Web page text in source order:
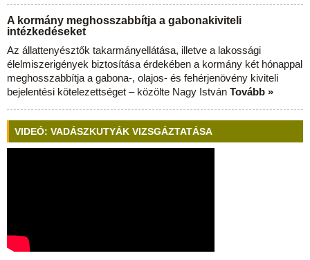
A kormány meghosszabbítja a gabonakiviteli
intézkedéseket
Az állattenyésztők takarmányellátása, illetve a lakossági
élelmiszerigények biztosítása érdekében a kormány két hónappal
meghosszabbítja a gabona-, olajos- és fehérjenövény kiviteli
bejelentési kötelezettséget – közölte Nagy István Tovább »
VIDEÓ: VADÁSZKUTYÁK VIZSGÁZTATÁSA